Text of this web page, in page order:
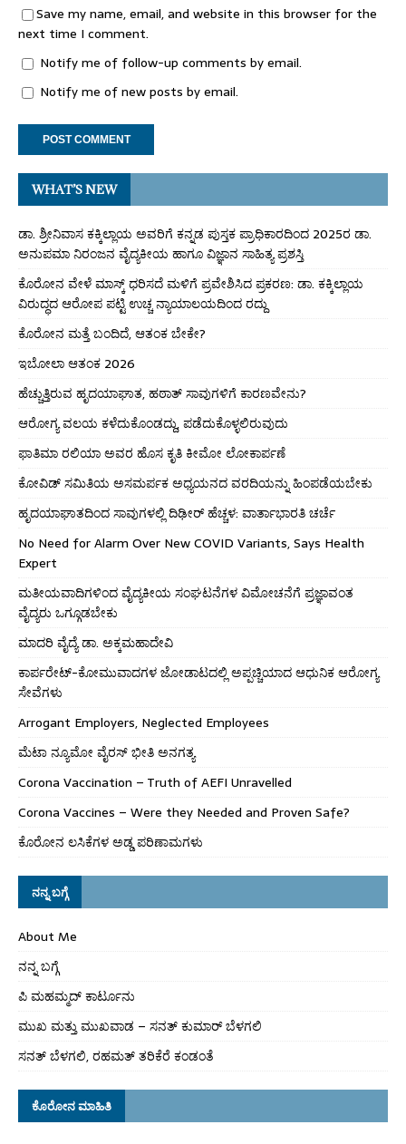
Save my name, email, and website in this browser for the
next time I comment.
Notify me of follow-up comments by email.
Notify me of new posts by email.
WHAT’S NEW
ಡಾ. ಶ್ರೀನಿವಾಸ ಕಕ್ಕಿಲ್ಲಾಯ ಅವರಿಗೆ ಕನ್ನಡ ಪುಸ್ತಕ ಪ್ರಾಧಿಕಾರದಿಂದ 2025ರ ಡಾ.
ಅನುಪಮಾ ನಿರಂಜನ ವೈದ್ಯಕೀಯ ಹಾಗೂ ವಿಜ್ಞಾನ ಸಾಹಿತ್ಯ ಪ್ರಶಸ್ತಿ
ಕೊರೋನ ವೇಳೆ ಮಾಸ್ಕ್ ಧರಿಸದೆ ಮಳಿಗೆ ಪ್ರವೇಶಿಸಿದ ಪ್ರಕರಣ: ಡಾ. ಕಕ್ಕಿಲ್ಲಾಯ
ವಿರುದ್ಧದ ಆರೋಪ ಪಟ್ಟಿ ಉಚ್ಚ ನ್ಯಾಯಾಲಯದಿಂದ ರದ್ದು
ಕೊರೋನ ಮತ್ತೆ ಬಂದಿದೆ, ಆತಂಕ ಬೇಕೇ?
ಇಬೋಲಾ ಆತಂಕ 2026
ಹೆಚ್ಚುತ್ತಿರುವ ಹೃದಯಾಘಾತ, ಹಠಾತ್ ಸಾವುಗಳಿಗೆ ಕಾರಣವೇನು?
ಆರೋಗ್ಯ ವಲಯ ಕಳೆದುಕೊಂಡದ್ದು, ಪಡೆದುಕೊಳ್ಳಲಿರುವುದು
ಫಾತಿಮಾ ರಲಿಯಾ ಅವರ ಹೊಸ ಕೃತಿ ಕೀಮೋ ಲೋಕಾರ್ಪಣೆ
ಕೋವಿಡ್ ಸಮಿತಿಯ ಅಸಮರ್ಪಕ ಅಧ್ಯಯನದ ವರದಿಯನ್ನು ಹಿಂಪಡೆಯಬೇಕು
ಹೃದಯಾಘಾತದಿಂದ ಸಾವುಗಳಲ್ಲಿ ದಿಢೀರ್ ಹೆಚ್ಚಳ: ವಾರ್ತಾಭಾರತಿ ಚರ್ಚೆ
No Need for Alarm Over New COVID Variants, Says Health
Expert
ಮತೀಯವಾದಿಗಳಿಂದ ವೈದ್ಯಕೀಯ ಸಂಘಟನೆಗಳ ವಿಮೋಚನೆಗೆ ಪ್ರಜ್ಞಾವಂತ
ವೈದ್ಯರು ಒಗ್ಗೂಡಬೇಕು
ಮಾದರಿ ವೈದ್ಯೆ ಡಾ. ಅಕ್ಕಮಹಾದೇವಿ
ಕಾರ್ಪರೇಟ್-ಕೋಮುವಾದಗಳ ಜೋಡಾಟದಲ್ಲಿ ಅಪ್ಪಚ್ಚಿಯಾದ ಆಧುನಿಕ ಆರೋಗ್ಯ
ಸೇವೆಗಳು
Arrogant Employers, Neglected Employees
ಮೆಟಾ ನ್ಯೂಮೋ ವೈರಸ್ ಭೀತಿ ಅನಗತ್ಯ
Corona Vaccination – Truth of AEFI Unravelled
Corona Vaccines – Were they Needed and Proven Safe?
ಕೊರೋನ ಲಸಿಕೆಗಳ ಅಡ್ಡ ಪರಿಣಾಮಗಳು
ನನ್ನ ಬಗ್ಗೆ
About Me
ನನ್ನ ಬಗ್ಗೆ
ಪಿ ಮಹಮ್ಮದ್ ಕಾರ್ಟೂನು
ಮುಖ ಮತ್ತು ಮುಖವಾಡ – ಸನತ್ ಕುಮಾರ್ ಬೆಳಗಲಿ
ಸನತ್ ಬೆಳಗಲಿ, ರಹಮತ್ ತರಿಕೆರೆ ಕಂಡಂತೆ
ಕೊರೋನ ಮಾಹಿತಿ